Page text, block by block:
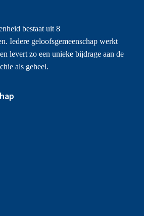
bestaat uit 8
Iedere geloofsgemeenschap werkt
levert zo een unieke bijdrage aan de
als geheel.